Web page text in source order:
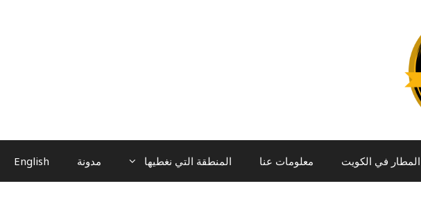
في الكويت معلومات عنا المنطقة التي نغطيها مدونة English